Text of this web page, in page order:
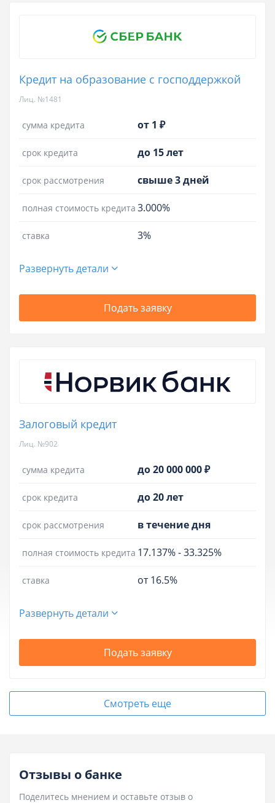
Кредит на образование с господдержкой
Лиц. №1481
сумма кредита от 1 ₽
срок кредита до 15 лет
срок рассмотрения свыше 3 дней
полная стоимость кредита 3.000%
ставка 3%
Развернуть детали
Подать заявку
Залоговый кредит
Лиц. №902
сумма кредита до 20 000 000 ₽
срок кредита до 20 лет
срок рассмотрения в течение дня
полная стоимость кредита 17.137%-33.325%
ставка от 16.5%
Развернуть детали
Подать заявку
Смотреть еще
Отзывы о банке
Поделитесь мнением и оставьте отзыв о